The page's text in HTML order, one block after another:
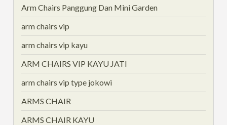
Arm Chairs Panggung Dan Mini Garden
arm chairs vip
arm chairs vip kayu
ARM CHAIRS VIP KAYU JATI
arm chairs vip type jokowi
ARMS CHAIR
ARMS CHAIR KAYU